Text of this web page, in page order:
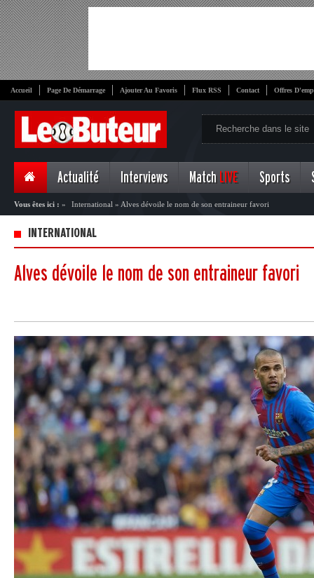
Accueil Page De Démarrage Ajouter Au Favoris Flux RSS Contact Offres
Actualité Interviews Match LIVE Sports
Vous êtes ici : » International » Alves dévoile le nom de son entraineur favori
INTERNATIONAL
Alves dévoile le nom de son entraineur favori